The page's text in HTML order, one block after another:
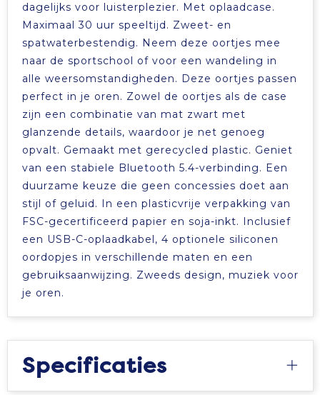
dagelijks voor luisterplezier. Met oplaadcase.
Maximaal 30 uur speeltijd. Zweet- en
spatwaterbestendig. Neem deze oortjes mee
naar de sportschool of voor een wandeling in
alle weersomstandigheden. Deze oortjes passen
perfect in je oren. Zowel de oortjes als de case
zijn een combinatie van mat zwart met
glanzende details, waardoor je net genoeg
opvalt. Gemaakt met gerecycled plastic. Geniet
van een stabiele Bluetooth 5.4-verbinding. Een
duurzame keuze die geen concessies doet aan
stijl of geluid. In een plasticvrije verpakking van
FSC-gecertificeerd papier en soja-inkt. Inclusief
een USB-C-oplaadkabel, 4 optionele siliconen
oordopjes in verschillende maten en een
gebruiksaanwijzing. Zweeds design, muziek voor
je oren.
Specificaties